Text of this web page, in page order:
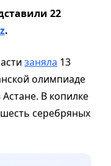
22
.
заняла 13
олимпиаде
В копилке
серебряных